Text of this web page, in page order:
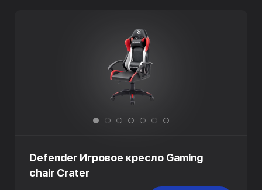
Defender Игровое кресло Gaming
chair Crater